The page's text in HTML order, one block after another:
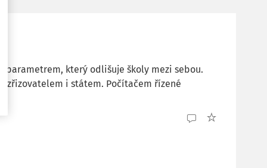
který odlišuje školy mezi sebou.
zřizovatelem i státem. Počítačem řízené